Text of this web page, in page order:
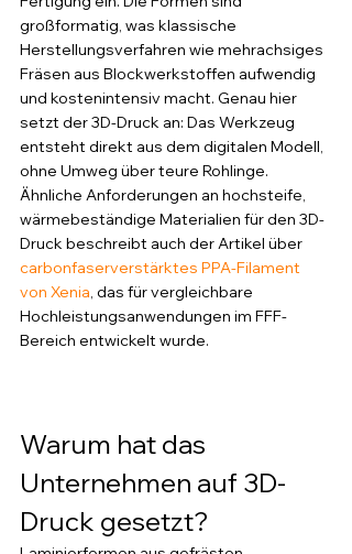
großformatig, was klassische
Herstellungsverfahren wie mehrachsiges
Fräsen aus Blockwerkstoffen aufwendig
und kostenintensiv macht. Genau hier
setzt der 3D-Druck an: Das Werkzeug
entsteht direkt aus dem digitalen Modell,
ohne Umweg über teure Rohlinge.
Ähnliche Anforderungen an hochsteife,
wärmebeständige Materialien für den 3D-
Druck beschreibt auch der Artikel über
carbonfaserverstärktes PPA-Filament
von Xenia, das für vergleichbare
Hochleistungsanwendungen im FFF-
Bereich entwickelt wurde.
Warum hat das
Unternehmen auf 3D-
Druck gesetzt?